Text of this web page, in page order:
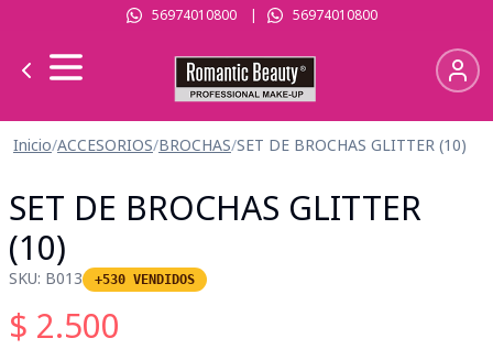
56974010800| 56974010800
Inicio/ACCESORIOS/BROCHAS/SET DE BROCHAS GLITTER (10)
SET DE BROCHAS GLITTER
(10)
SKU: B013 +530 VENDIDOS
$ 2.500